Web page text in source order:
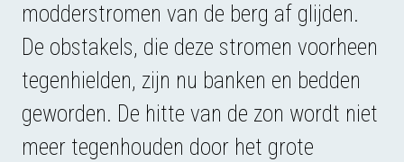
modderstromen van de berg af glijden.
De obstakels, die deze stromen voorheen
tegenhielden, zijn nu banken en bedden
geworden. De hitte van de zon wordt niet
meer tegenhouden door het grote